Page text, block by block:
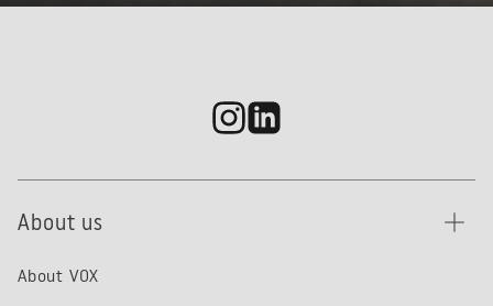
About us
About VOX